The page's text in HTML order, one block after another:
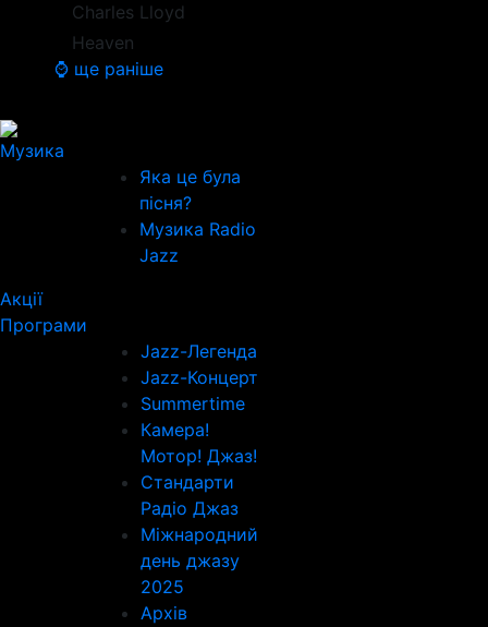
Charles Lloyd
Heaven
⌚ ще раніше
Музика
Яка це була
пісня?
Музика Radio
Jazz
Акції
Програми
Jazz-Легенда
Jazz-Концерт
Summertime
Камера!
Мотор! Джаз!
Стандарти
Радіо Джаз
Міжнародний
день джазу
2025
Архів